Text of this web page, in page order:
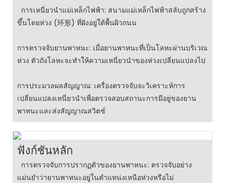
การเหนี่ยวนำแม่เหล็กไฟฟ้า: สนามแม่เหล็กไฟฟ้าสลับถูกสร้าง
ขึ้นโดยห่วง (环形) ที่ฝังอยู่ใต้พื้นผิวถนน
การตรวจจับยานพาหนะ: เมื่อยานพาหนะที่เป็นโลหะผ่านบริเวณ
ห่วง ตัวถังโลหะจะทำให้ความเหนี่ยวนำของห่วงเปลี่ยนแปลงไป
การประมวลผลสัญญาณ: เครื่องตรวจจับจะวิเคราะห์การ
เปลี่ยนแปลงเหนี่ยวนำเพื่อตรวจสอบสถานะการมีอยู่ของยาน
พาหนะและส่งสัญญาณสวิตช์
ฟังก์ชันหลัก
การตรวจจับการปรากฏตัวของยานพาหนะ: ตรวจจับอย่าง
แม่นยำว่ายานพาหนะอยู่ในตำแหน่งเหนือห่วงหรือไม่